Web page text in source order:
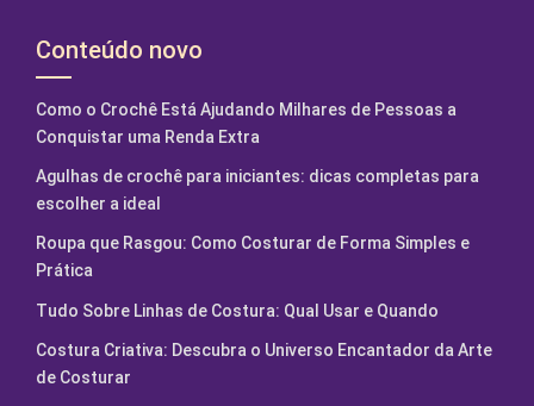
Conteúdo novo
Como o Crochê Está Ajudando Milhares de Pessoas a
Conquistar uma Renda Extra
Agulhas de crochê para iniciantes: dicas completas para
escolher a ideal
Roupa que Rasgou: Como Costurar de Forma Simples e
Prática
Tudo Sobre Linhas de Costura: Qual Usar e Quando
Costura Criativa: Descubra o Universo Encantador da Arte
de Costurar